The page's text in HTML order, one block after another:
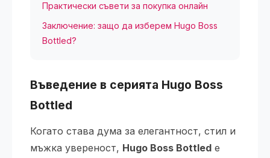
Практически съвети за покупка онлайн
Заключение: защо да изберем Hugo Boss
Bottled?
Въведение в серията Hugo Boss
Bottled
Когато става дума за елегантност, стил и
мъжка увереност, Hugo Boss Bottled е